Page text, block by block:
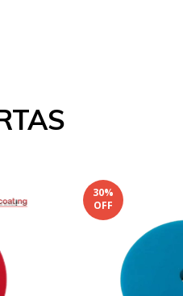
30%
OFF